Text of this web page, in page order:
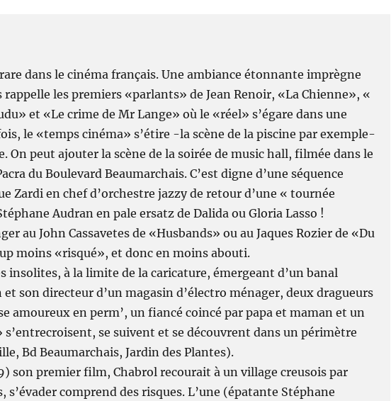
dans le cinéma français. Une ambiance étonnante imprègne
les premiers «parlants» de Jean Renoir, «La Chienne», «
et «Le crime de Mr Lange» où le «réel» s’égare dans une
le «temps cinéma» s’étire -la scène de la piscine par exemple-
peut ajouter la scène de la soirée de music hall, filmée dans le
du Boulevard Beaumarchais. C’est digne d’une séquence
Zardi en chef d’orchestre jazzy de retour d’une « tournée
Audran en pale ersatz de Dalida ou Gloria Lasso !
au John Cassavetes de «Husbands» ou au Jaques Rozier de «Du
moins «risqué», et donc en moins abouti.
insolites, à la limite de la caricature, émergeant d’un banal
son directeur d’un magasin d’électro ménager, deux dragueurs
amoureux en perm’, un fiancé coincé par papa et maman et un
se suivent et se découvrent dans un périmètre
Bd Beaumarchais, Jardin des Plantes).
son premier film, Chabrol recourait à un village creusois par
s’évader comprend des risques. L’une (épatante Stéphane